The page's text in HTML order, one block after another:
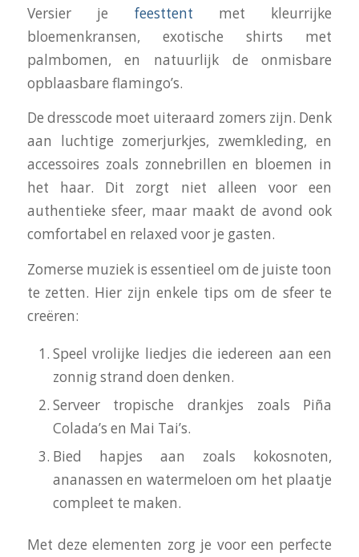
Versier je feesttent met kleurrijke
bloemenkransen, exotische shirts met
palmbomen, en natuurlijk de onmisbare
opblaasbare flamingo’s.
De dresscode moet uiteraard zomers zijn. Denk
aan luchtige zomerjurkjes, zwemkleding, en
accessoires zoals zonnebrillen en bloemen in
het haar. Dit zorgt niet alleen voor een
authentieke sfeer, maar maakt de avond ook
comfortabel en relaxed voor je gasten.
Zomerse muziek is essentieel om de juiste toon
te zetten. Hier zijn enkele tips om de sfeer te
creëren:
Speel vrolijke liedjes die iedereen aan een
zonnig strand doen denken.
Serveer tropische drankjes zoals Piña
Colada’s en Mai Tai’s.
Bied hapjes aan zoals kokosnoten,
ananassen en watermeloen om het plaatje
compleet te maken.
Met deze elementen zorg je voor een perfecte